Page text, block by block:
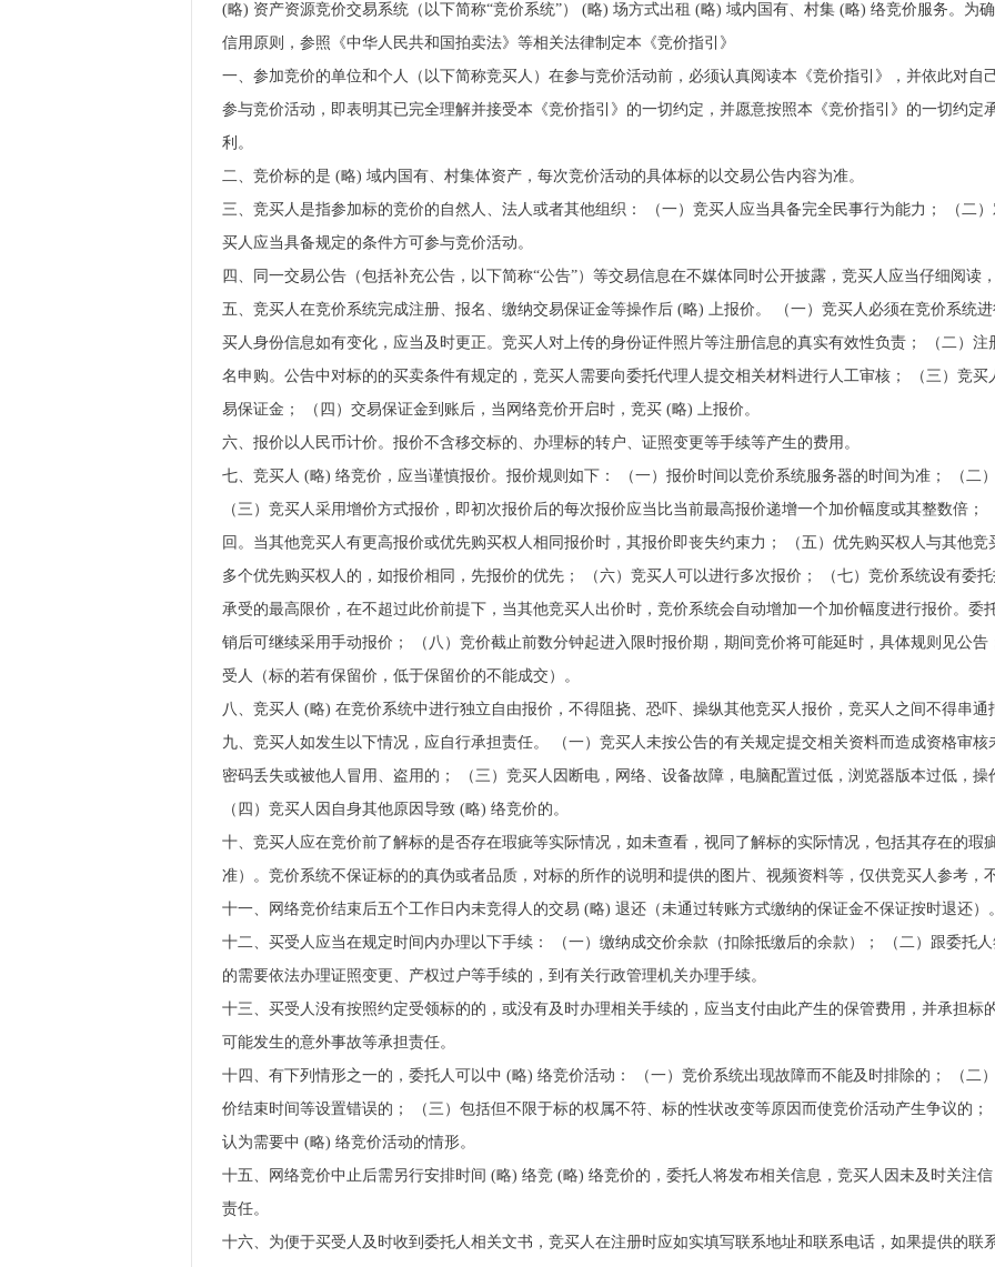
(略) 资产资源竞价交易系统（以下简称“竞价系统”） (略) 场方式出租 (略) 域内国有、村集 (略) 络竞价服务。为
信用原则，参照《中华人民共和国拍卖法》等相关法律制定本《竞价指引》
一、参加竞价的单位和个人（以下简称竞买人）在参与竞价活动前，必须认真阅读本《竞价指引》，并依此对自
参与竞价活动，即表明其已完全理解并接受本《竞价指引》的一切约定，并愿意按照本《竞价指引》的一切约定
利。
二、竞价标的是 (略) 域内国有、村集体资产，每次竞价活动的具体标的以交易公告内容为准。
三、竞买人是指参加标的竞价的自然人、法人或者其他组织： （一）竞买人应当具备完全民事行为能力； （二
买人应当具备规定的条件方可参与竞价活动。
四、同一交易公告（包括补充公告，以下简称“公告”）等交易信息在不媒体同时公开披露，竞买人应当仔细阅读
五、竞买人在竞价系统完成注册、报名、缴纳交易保证金等操作后 (略) 上报价。 （一）竞买人必须在竞价系统
买人身份信息如有变化，应当及时更正。竞买人对上传的身份证件照片等注册信息的真实有效性负责； （二）
名申购。公告中对标的的买卖条件有规定的，竞买人需要向委托代理人提交相关材料进行人工审核； （三）竞
易保证金； （四）交易保证金到账后，当网络竞价开启时，竞买 (略) 上报价。
六、报价以人民币计价。报价不含移交标的、办理标的转户、证照变更等手续等产生的费用。
七、竞买人 (略) 络竞价，应当谨慎报价。报价规则如下： （一）报价时间以竞价系统服务器的时间为准； （二
（三）竞买人采用增价方式报价，即初次报价后的每次报价应当比当前最高报价递增一个加价幅度或其整数倍
回。当其他竞买人有更高报价或优先购买权人相同报价时，其报价即丧失约束力； （五）优先购买权人与其他
多个优先购买权人的，如报价相同，先报价的优先； （六）竞买人可以进行多次报价； （七）竞价系统设有委
承受的最高限价，在不超过此价前提下，当其他竞买人出价时，竞价系统会自动增加一个加价幅度进行报价。委
销后可继续采用手动报价； （八）竞价截止前数分钟起进入限时报价期，期间竞价将可能延时，具体规则见公
受人（标的若有保留价，低于保留价的不能成交）。
八、竞买人 (略) 在竞价系统中进行独立自由报价，不得阻挠、恐吓、操纵其他竞买人报价，竞买人之间不得串通
九、竞买人如发生以下情况，应自行承担责任。 （一）竞买人未按公告的有关规定提交相关资料而造成资格审核
密码丢失或被他人冒用、盗用的； （三）竞买人因断电，网络、设备故障，电脑配置过低，浏览器版本过低，操
（四）竞买人因自身其他原因导致 (略) 络竞价的。
十、竞买人应在竞价前了解标的是否存在瑕疵等实际情况，如未查看，视同了解标的实际情况，包括其存在的瑕
准）。竞价系统不保证标的的真伪或者品质，对标的所作的说明和提供的图片、视频资料等，仅供竞买人参考，
十一、网络竞价结束后五个工作日内未竞得人的交易 (略) 退还（未通过转账方式缴纳的保证金不保证按时退还）
十二、买受人应当在规定时间内办理以下手续： （一）缴纳成交价余款（扣除抵缴后的余款）； （二）跟委托
的需要依法办理证照变更、产权过户等手续的，到有关行政管理机关办理手续。
十三、买受人没有按照约定受领标的的，或没有及时办理相关手续的，应当支付由此产生的保管费用，并承担标
可能发生的意外事故等承担责任。
十四、有下列情形之一的，委托人可以中 (略) 络竞价活动： （一）竞价系统出现故障而不能及时排除的； （二
价结束时间等设置错误的； （三）包括但不限于标的权属不符、标的性状改变等原因而使竞价活动产生争议的
认为需要中 (略) 络竞价活动的情形。
十五、网络竞价中止后需另行安排时间 (略) 络竞 (略) 络竞价的，委托人将发布相关信息，竞买人因未及时关注
责任。
十六、为便于买受人及时收到委托人相关文书，竞买人在注册时应如实填写联系地址和联系电话，如果提供的联